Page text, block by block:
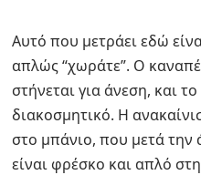
Αυτό που μετράει εδώ
απλώς “χωράτε”. Ο
στήνεται για άνεση, και
διακοσμητικό. Η
στο μπάνιο, που μετά την
είναι φρέσκο και απλό